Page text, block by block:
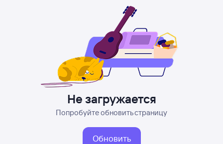
Не загружается
Попробуйте обновить страницу
Обновить